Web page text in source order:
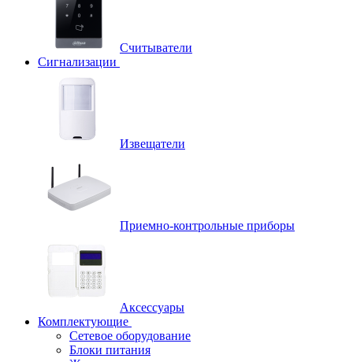
Считыватели
Сигнализации
Извещатели
Приемно-контрольные приборы
Аксессуары
Комплектующие
Сетевое оборудование
Блоки питания